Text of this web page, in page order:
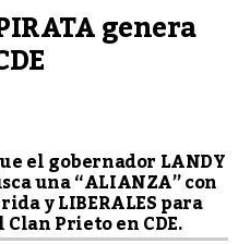
genera
el gobernador LANDY
una “ALIANZA” con
y LIBERALES para
Prieto en CDE.